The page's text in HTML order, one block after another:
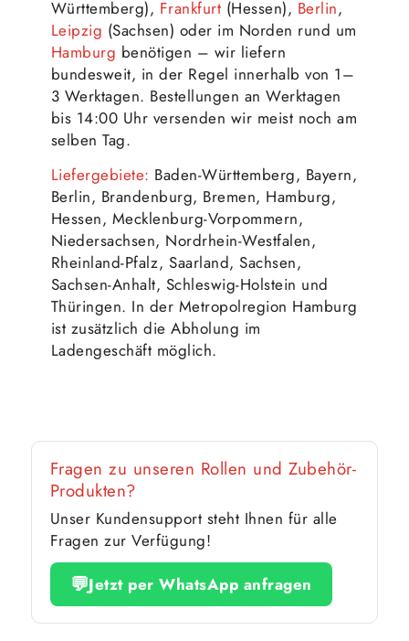
Württemberg), Frankfurt (Hessen), Berlin,
Leipzig (Sachsen) oder im Norden rund um
Hamburg benötigen – wir liefern
bundesweit, in der Regel innerhalb von 1–
3 Werktagen. Bestellungen an Werktagen
bis 14:00 Uhr versenden wir meist noch am
selben Tag.
Liefergebiete: Baden-Württemberg, Bayern,
Berlin, Brandenburg, Bremen, Hamburg,
Hessen, Mecklenburg-Vorpommern,
Niedersachsen, Nordrhein-Westfalen,
Rheinland-Pfalz, Saarland, Sachsen,
Sachsen-Anhalt, Schleswig-Holstein und
Thüringen. In der Metropolregion Hamburg
ist zusätzlich die Abholung im
Ladengeschäft möglich.
Fragen zu unseren Rollen und Zubehör-
Produkten?
Unser Kundensupport steht Ihnen für alle
Fragen zur Verfügung!
💬Jetzt per WhatsApp anfragen